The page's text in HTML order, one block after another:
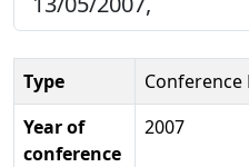
Type
Conference
Year of
conference
2007